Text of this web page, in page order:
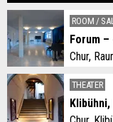
ROOM /
Chur,
THEATER